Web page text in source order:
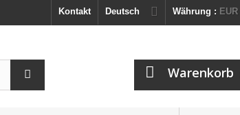
Währung : EUR
Deutsch
Kontakt
Warenkorb